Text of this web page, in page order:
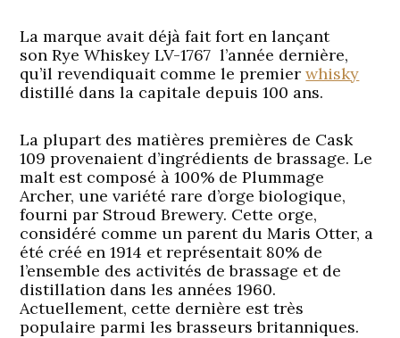
La marque avait déjà fait fort en lançant
sonRye Whiskey LV-1767 l’année dernière,
qu’il revendiquait comme le premierwhisky
distillé dans la capitale depuis 100 ans.
La plupart des matières premières de Cask
109 provenaient d’ingrédients de brassage. Le
malt est composé à 100% de Plummage
Archer, une variété rare d’orge biologique,
fourni par Stroud Brewery. Cette orge,
considéré comme un parent du Maris Otter, a
été créé en 1914 et représentait 80% de
l’ensemble des activités de brassage et de
distillation dans les années 1960.
Actuellement, cette dernière est très
populaire parmi les brasseurs britanniques.